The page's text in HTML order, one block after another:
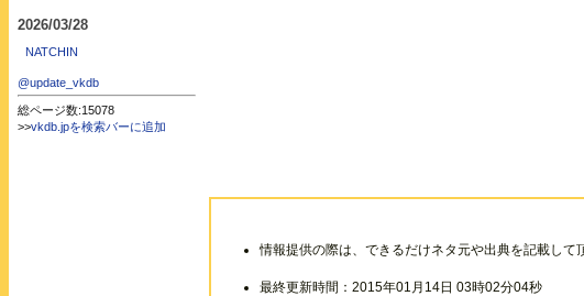
情報提供の際は、できるだけネタ元や出典を記載し
最終更新時間：2015年01月14日 03時02分04秒
2026/03/28
NATCHIN
@update_vkdb
総ページ数:15078
>>vkdb.jpを検索バーに追加